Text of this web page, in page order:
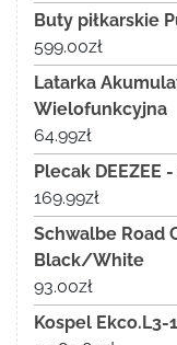
Buty piłkarskie
599.00zł
Latarka
Wielofunkcyjna
64.99zł
Plecak DEEZEE
169.99zł
Schwalbe Road
Black/White
93.00zł
Kospel